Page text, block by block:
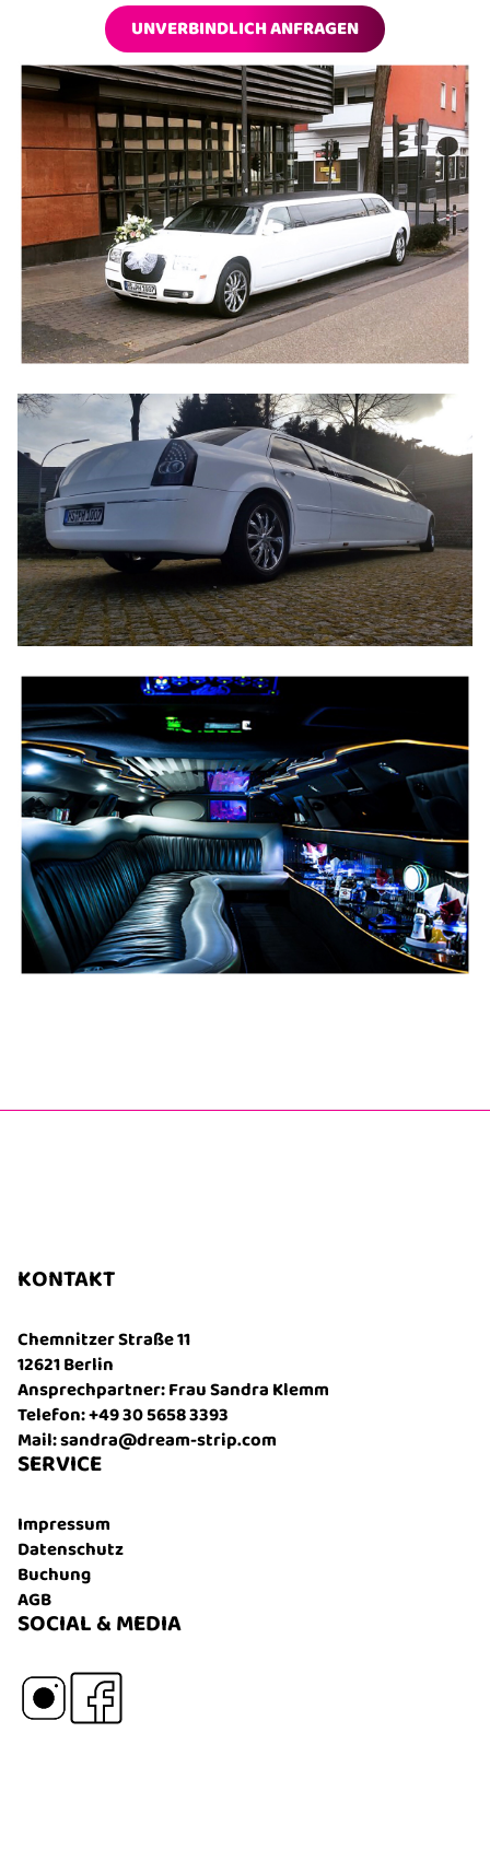
UNVERBINDLICH ANFRAGEN
KONTAKT
Chemnitzer Straße 11
12621 Berlin
Ansprechpartner: Frau Sandra Klemm
Telefon: +49 30 5658 3393
Mail: sandra@dream-strip.com
SOCIAL & MEDIA
SERVICE
Impressum
Datenschutz
Buchung
AGB